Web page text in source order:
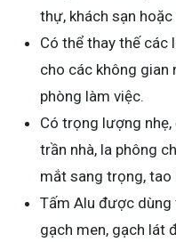
thự, khách sạn
Có thể thay thế các
cho các không gian
phòng làm việc.
Có trọng lượng
trần nhà, la phông
mắt sang trọng, tao
Tấm Alu được
gạch men, gạch lát